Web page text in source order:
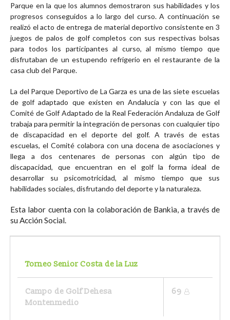
Parque en la que los alumnos demostraron sus habilidades y los
progresos conseguidos a lo largo del curso. A continuación se
realizó el acto de entrega de material deportivo consistente en 3
juegos de palos de golf completos con sus respectivas bolsas
para todos los participantes al curso, al mismo tiempo que
disfrutaban de un estupendo refrigerio en el restaurante de la
casa club del Parque.
La del Parque Deportivo de La Garza es una de las siete escuelas
de golf adaptado que existen en Andalucía y con las que el
Comité de Golf Adaptado de la Real Federación Andaluza de Golf
trabaja para permitir la integración de personas con cualquier tipo
de discapacidad en el deporte del golf. A través de estas
escuelas, el Comité colabora con una docena de asociaciones y
llega a dos centenares de personas con algún tipo de
discapacidad, que encuentran en el golf la forma ideal de
desarrollar su psicomotricidad, al mismo tiempo que sus
habilidades sociales, disfrutando del deporte y la naturaleza.
Esta labor cuenta con la colaboración de Bankia, a través de
su Acción Social.
Torneo Senior Costa de la Luz
Campo de Golf Dehesa
Montenmedio
69